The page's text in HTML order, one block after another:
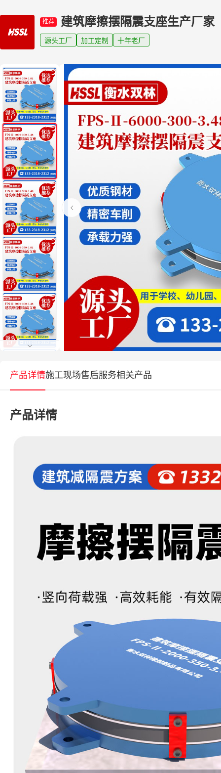
推荐 建筑摩擦摆隔震支座生产厂家
源头工厂 加工定制 十年老厂
产品详情施工现场售后服务相关产品
产品详情